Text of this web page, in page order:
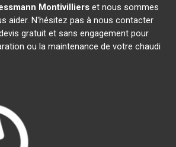
Montivillierset nous sommes
aider. N'hésitez pas à nous contacter
gratuit et sans engagement pour
ou la maintenance de votre chaudi